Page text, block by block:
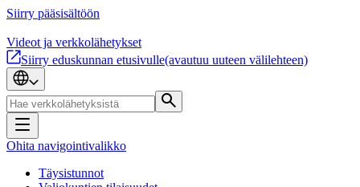
Siirry pääsisältöön
Videot ja verkkolähetykset
Siirry eduskunnan etusivulle(avautuu uuteen välilehteen)
Ohita navigointivalikko
Täysistunnot